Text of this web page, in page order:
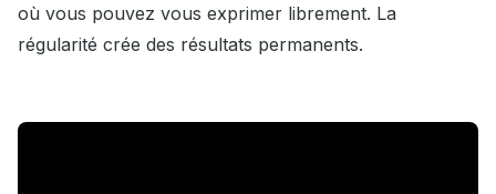
où vous pouvez vous exprimer librement. La
régularité crée des résultats permanents.